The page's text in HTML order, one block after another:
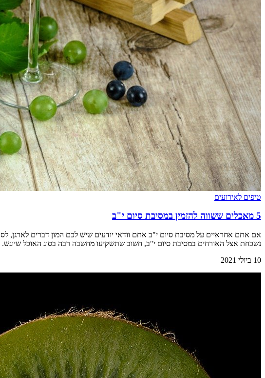
טיפים לאירועים
5 מאכלים ששווה להזמין במסיבת סיום י"ב
אם אתם אחראיים על מסיבת סיום י"ב אתם וודאי יודעים שיש לכם המון דברים לארגן,
נשכחת אצל האורחים במסיבת סיום י"ב, חשוב שתשקיעו מחשבה רבה בסוג האוכל שיוגש. במאמר זה
10 ביולי 2021